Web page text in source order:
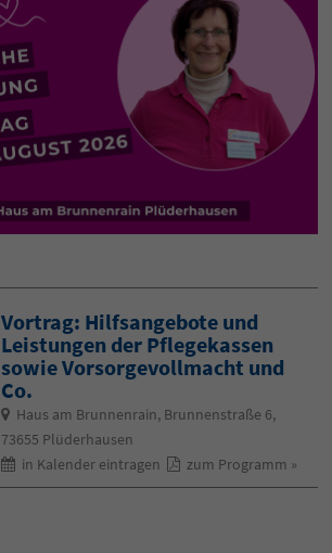
Vortrag: Hilfsangebote und
Leistungen der Pflegekassen
sowie Vorsorgevollmacht und
Co.
Haus am Brunnenrain, Brunnenstraße 6,
73655 Plüderhausen
in Kalender eintragen
zum Programm »